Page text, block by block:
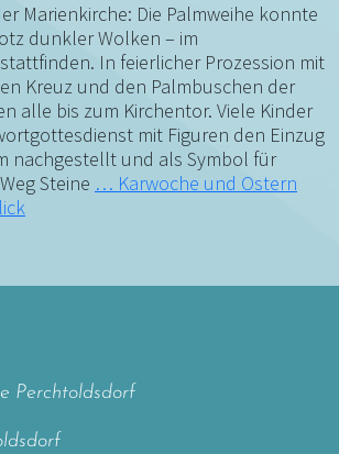
Marienkirche: Die Palmweihe konnte
dunkler Wolken – im
In feierlicher Prozession mit
Kreuz und den Palmbuschen der
alle bis zum Kirchentor. Viele Kinder
mit Figuren den Einzug
nachgestellt und als Symbol für
Steine … Karwoche und Ostern
Perchtoldsdorf